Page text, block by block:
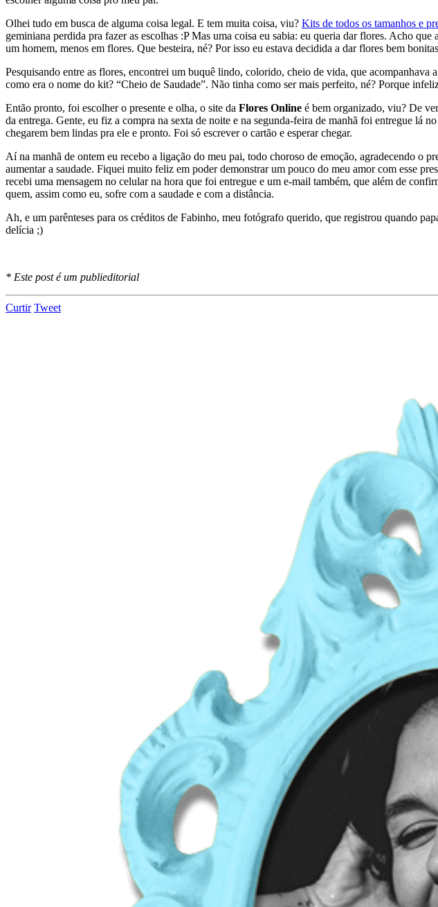
Olhei tudo em busca de alguma coisa legal. E tem muita coisa, viu? Kits de todos os tamanhos e
geminiana perdida pra fazer as escolhas :P Mas uma coisa eu sabia: eu queria dar flores. Acho
um homem, menos em flores. Que besteira, né? Por isso eu estava decidida a dar flores bem
Pesquisando entre as flores, encontrei um buquê lindo, colorido, cheio de vida, que
como era o nome do kit? “Cheio de Saudade”. Não tinha como ser mais perfeito, né? Porque
Então pronto, foi escolher o presente e olha, o site da Flores Online é bem organizado, viu? De
da entrega. Gente, eu fiz a compra na sexta de noite e na segunda-feira de manhã foi entregue lá
chegarem bem lindas pra ele e pronto. Foi só escrever o cartão e esperar chegar.
Aí na manhã de ontem eu recebo a ligação do meu pai, todo choroso de emoção, agradecendo o
aumentar a saudade. Fiquei muito feliz em poder demonstrar um pouco do meu amor com esse
recebi uma mensagem no celular na hora que foi entregue e um e-mail também, que além de
quem, assim como eu, sofre com a saudade e com a distância.
Ah, e um parênteses para os créditos de Fabinho, meu fotógrafo querido, que registrou quando
delícia ;)
* Este post é um publieditorial
Curtir Tweet